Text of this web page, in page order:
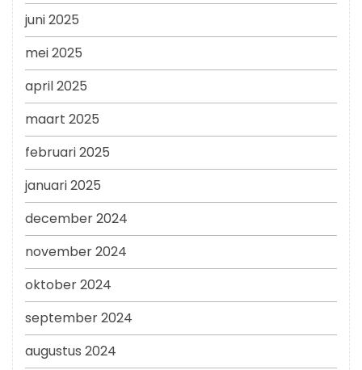
juni 2025
mei 2025
april 2025
maart 2025
februari 2025
januari 2025
december 2024
november 2024
oktober 2024
september 2024
augustus 2024